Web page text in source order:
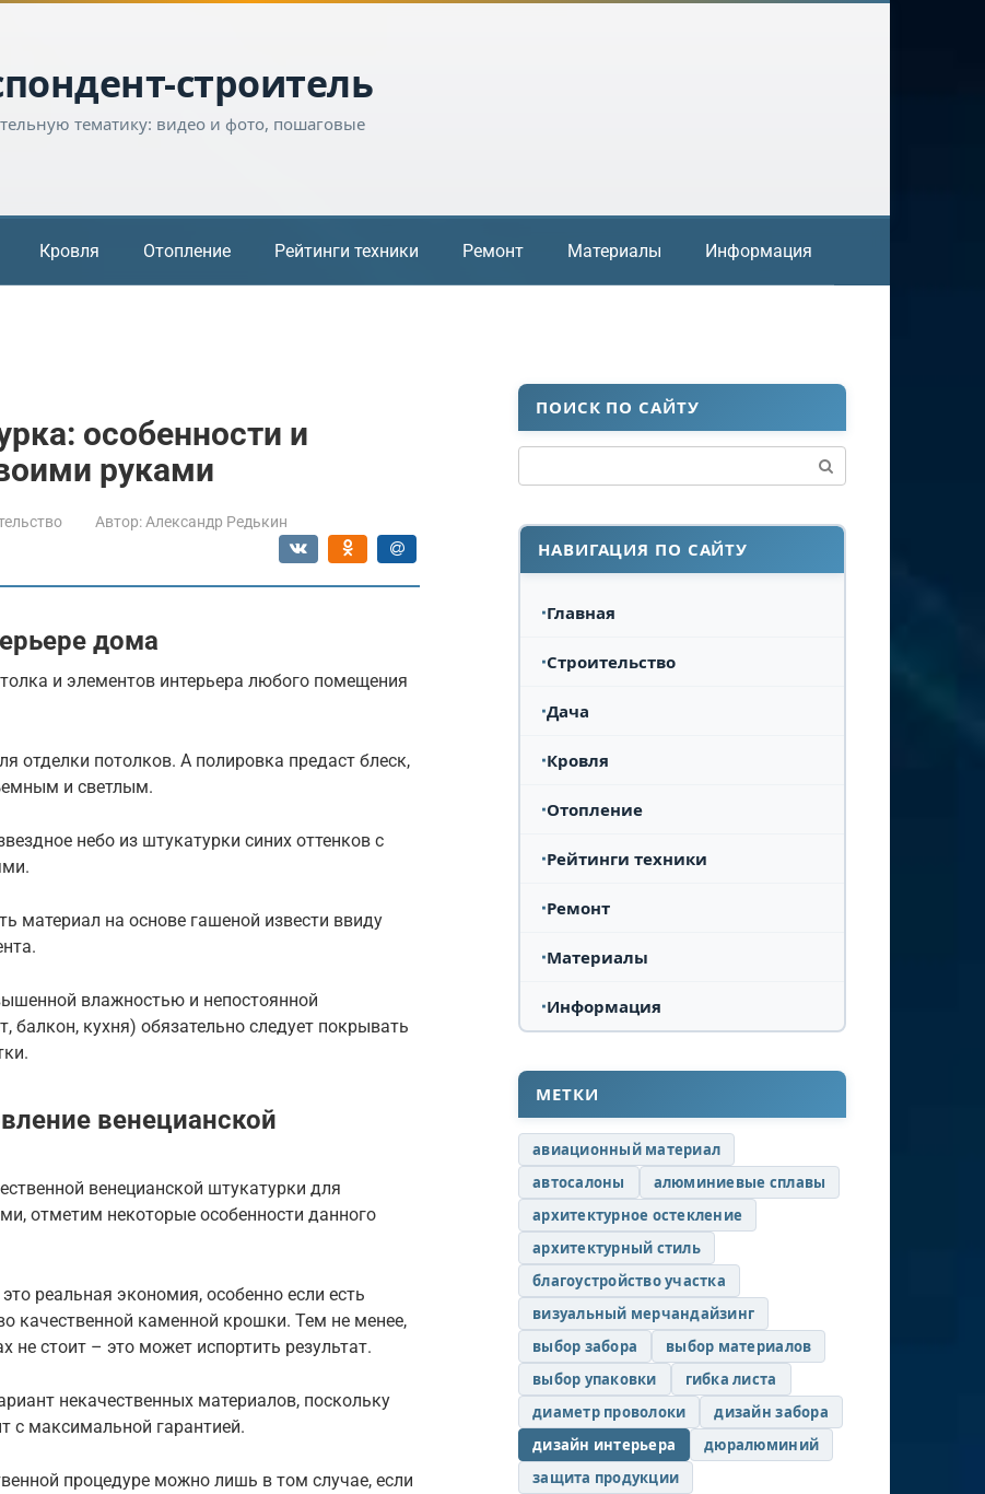
строитель
тематику: видео и фото, пошаговые
Кровля Отопление Рейтинги техники Ремонт Материалы Информация
особенности и
руками
Автор: Александр Редькин
дома
и элементов интерьера любого помещения
отделки потолков. А полировка предаст блеск,
и светлым.
небо из штукатурки синих оттенков с
материал на основе гашеной извести ввиду
влажностью и непостоянной
балкон, кухня) обязательно следует покрывать
венецианской
венецианской штукатурки для
отметим некоторые особенности данного
реальная экономия, особенно если есть
качественной каменной крошки. Тем не менее,
не стоит – это может испортить результат.
некачественных материалов, поскольку
с максимальной гарантией.
процедуре можно лишь в том случае, если
ПОИСК ПО САЙТУ
НАВИГАЦИЯ ПО САЙТУ
Главная
Строительство
Дача
Кровля
Отопление
Рейтинги техники
Ремонт
Материалы
Информация
МЕТКИ
авиационный материал
автосалоны
алюминиевые сплавы
архитектурное остекление
архитектурный стиль
благоустройство участка
визуальный мерчандайзинг
выбор забора
выбор материалов
выбор упаковки
гибка листа
диаметр проволоки
дизайн забора
дизайн интерьера
дюралюминий
защита продукции